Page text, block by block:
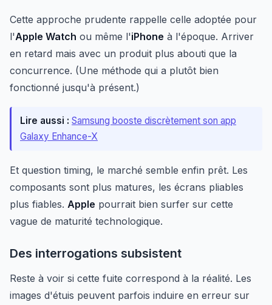
Cette approche prudente rappelle celle adoptée pour
l'Apple Watch ou même l'iPhone à l'époque. Arriver
en retard mais avec un produit plus abouti que la
concurrence. (Une méthode qui a plutôt bien
fonctionné jusqu'à présent.)
Lire aussi : Samsung booste discrètement son app
Galaxy Enhance-X
Et question timing, le marché semble enfin prêt. Les
composants sont plus matures, les écrans pliables
plus fiables. Apple pourrait bien surfer sur cette
vague de maturité technologique.
Des interrogations subsistent
Reste à voir si cette fuite correspond à la réalité. Les
images d'étuis peuvent parfois induire en erreur sur